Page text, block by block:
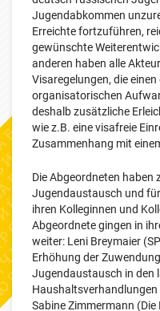
Jugendabkommen
Erreichte fortzuführen,
gewünschte
anderen haben alle
Visaregelungen, die
organisatorischen
deshalb zusätzliche
wie z.B. eine visafreie
Zusammenhang mit
Die Abgeordneten haben
Jugendaustausch und
ihren Kolleginnen und
Abgeordnete gingen in
weiter: Leni Breymaier
Erhöhung der
Jugendaustausch in den
Sabine Zimmermann